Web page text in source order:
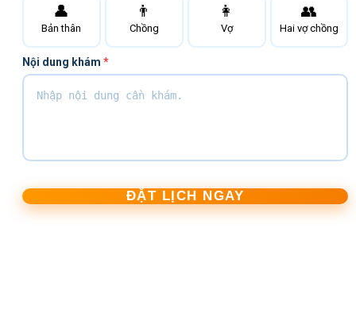
👤
Bản thân
👨
Chồng
👩
Vợ
👥
Hai vợ chồng
Nội dung khám *
ĐẶT LỊCH NGAY